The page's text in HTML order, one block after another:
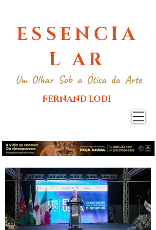
ESSENCIA
L AR
Um Olhar Sob a Ótica da Arte
FERNAND LODI